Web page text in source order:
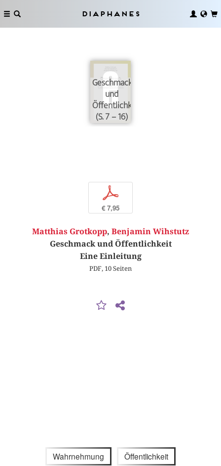
Diaphanes
Geschmack
und
Öffentlichkeit
(S. 7 – 16)
p
€ 7,95
Matthias Grotkopp, Benjamin Wihstutz
Geschmack und Öffentlichkeit
Eine Einleitung
PDF, 10 Seiten
Wahrnehmung Öffentlichkeit